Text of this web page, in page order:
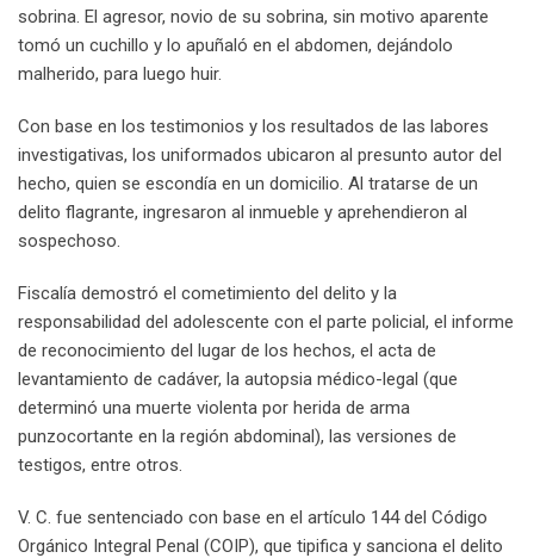
sobrina. El agresor, novio de su sobrina, sin motivo aparente
tomó un cuchillo y lo apuñaló en el abdomen, dejándolo
malherido, para luego huir.
Con base en los testimonios y los resultados de las labores
investigativas, los uniformados ubicaron al presunto autor del
hecho, quien se escondía en un domicilio. Al tratarse de un
delito flagrante, ingresaron al inmueble y aprehendieron al
sospechoso.
Fiscalía demostró el cometimiento del delito y la
responsabilidad del adolescente con el parte policial, el informe
de reconocimiento del lugar de los hechos, el acta de
levantamiento de cadáver, la autopsia médico-legal (que
determinó una muerte violenta por herida de arma
punzocortante en la región abdominal), las versiones de
testigos, entre otros.
V. C. fue sentenciado con base en el artículo 144 del Código
Orgánico Integral Penal (COIP), que tipifica y sanciona el delito